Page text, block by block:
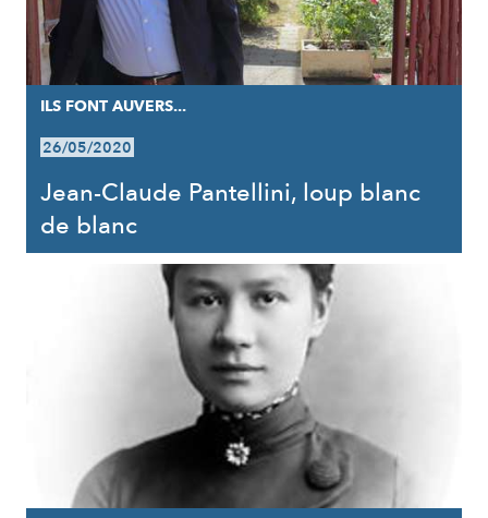
ILS FONT AUVERS...
26/05/2020
Jean-Claude Pantellini, loup blanc
de blanc